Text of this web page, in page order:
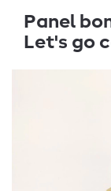
Panel
Let's go